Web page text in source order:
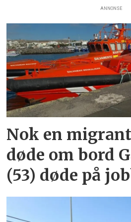
ANNONSE
Nok en
døde om bord
(53) døde på